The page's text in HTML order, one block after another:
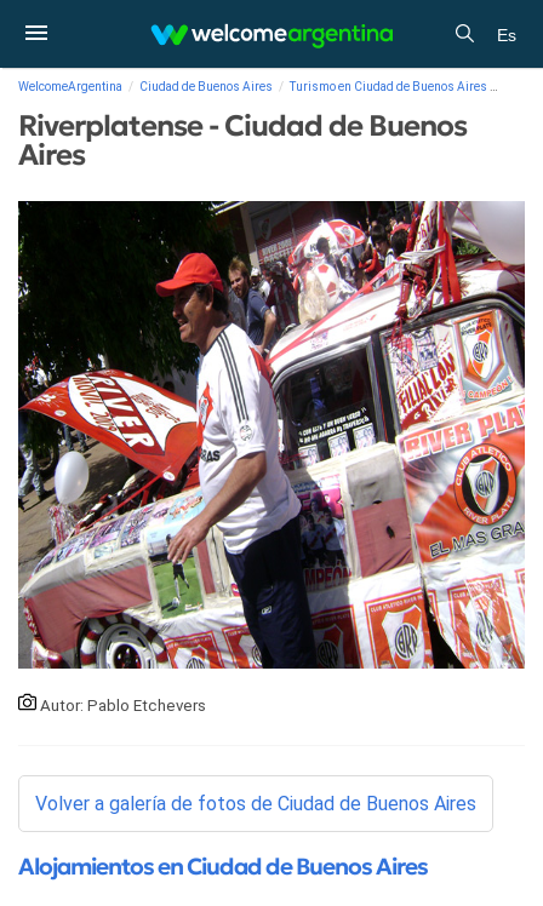
Es
WelcomeArgentina Ciudad de Buenos Aires Turismo en Ciudad de Buenos Aires
Riverplatense - Ciudad de Buenos
Aires
Autor: Pablo Etchevers
Volver a galería de fotos de Ciudad de Buenos Aires
Alojamientos en Ciudad de Buenos Aires